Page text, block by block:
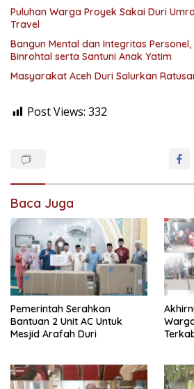
Puluhan Warga Proyek Sakai Duri
Travel
Bangun Mental dan Integritas
Binrohtal serta Santuni Anak Yatim
Masyarakat Aceh Duri Salurkan
Post Views: 332
Baca Juga
Pemerintah Serahkan
Bantuan 2 Unit AC Untuk
Mesjid Arafah Duri